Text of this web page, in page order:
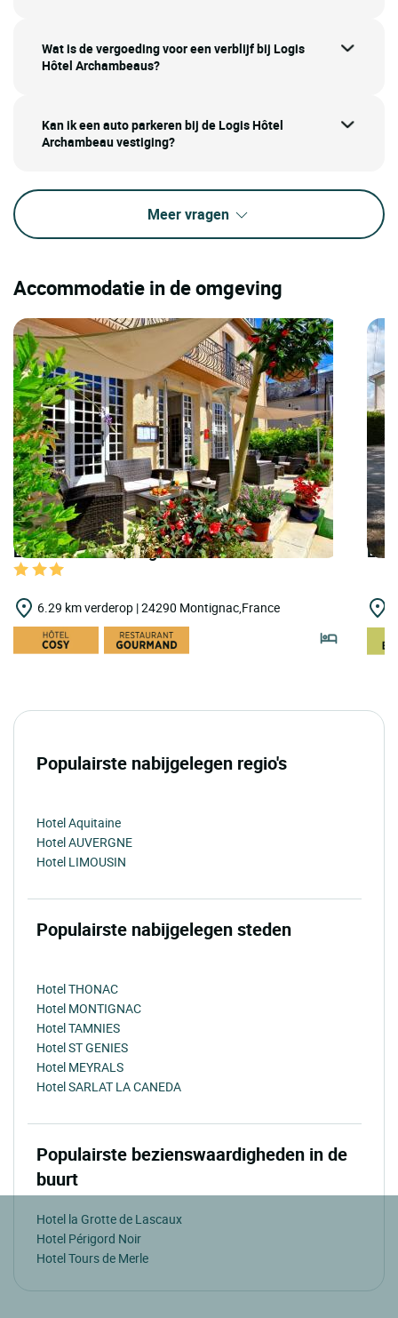
Wat is de vergoeding voor een verblijf bij Logis
Hôtel Archambeaus?
Kan ik een auto parkeren bij de Logis Hôtel
Archambeau vestiging?
Meer vragen
Accommodatie in de omgeving
LOGIS HOTELS | Logis Hôtel le Lascaux
6.29 km verderop | 24290 Montignac,France
Populairste nabijgelegen regio's
Hotel Aquitaine
Hotel AUVERGNE
Hotel LIMOUSIN
Populairste nabijgelegen steden
Hotel THONAC
Hotel MONTIGNAC
Hotel TAMNIES
Hotel ST GENIES
Hotel MEYRALS
Hotel SARLAT LA CANEDA
Populairste bezienswaardigheden in de
buurt
Hotel la Grotte de Lascaux
Hotel Périgord Noir
Hotel Tours de Merle